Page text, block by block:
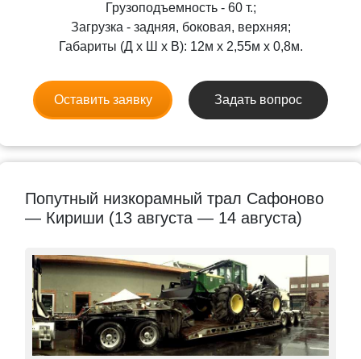
Грузоподъемность - 60 т.;
Загрузка - задняя, боковая, верхняя;
Габариты (Д x Ш x В): 12м x 2,55м x 0,8м.
Оставить заявку Задать вопрос
Попутный низкорамный трал Сафоново
— Кириши (13 августа — 14 августа)